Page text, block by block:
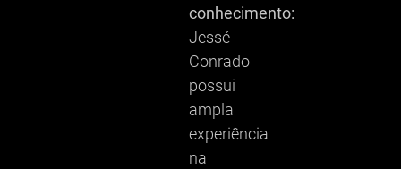
conhecimento:
Jessé
Conrado
possui
ampla
experiência
na